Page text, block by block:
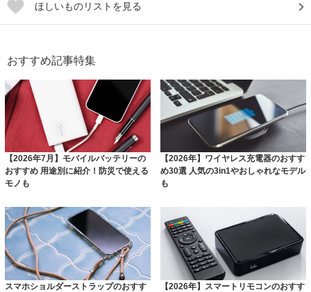
ほしいものリストを見る
おすすめ記事特集
【2026年7月】モバイルバッテリーの
おすすめ 用途別に紹介！防災で使える
モノも
【2026年】ワイヤレス充電器のおすす
め30選 人気の3in1やおしゃれなモデル
も
スマホショルダーストラップのおすす
【2026年】スマートリモコンのおすす